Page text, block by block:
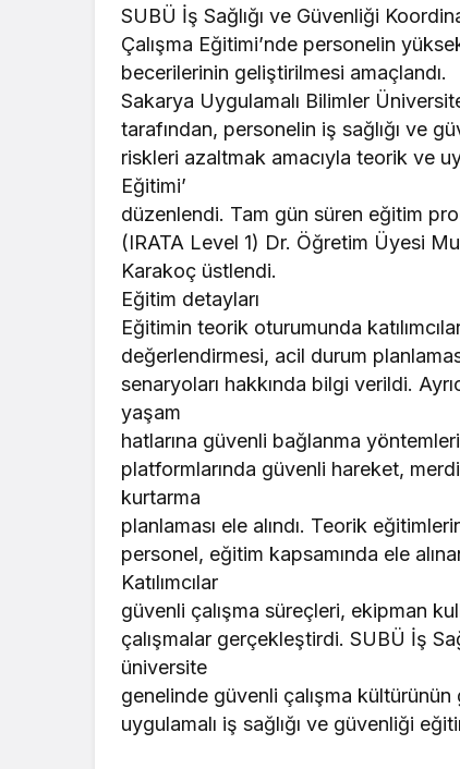
SUBÜ İş Sağlığı ve Güvenliği
Çalışma Eğitimi’nde personelin
becerilerinin geliştirilmesi amaçlandı.
Sakarya Uygulamalı Bilimler
tarafından, personelin iş sağlığı ve
riskleri azaltmak amacıyla teorik ve
Eğitimi’
düzenlendi. Tam gün süren eğitim
(IRATA Level 1) Dr. Öğretim Üyesi
Karakoç üstlendi.
Eğitim detayları
Eğitimin teorik oturumunda
değerlendirmesi, acil durum
senaryoları hakkında bilgi verildi.
yaşam
hatlarına güvenli bağlanma
platformlarında güvenli hareket,
kurtarma
planlaması ele alındı. Teorik
personel, eğitim kapsamında ele
Katılımcılar
güvenli çalışma süreçleri, ekipman
çalışmalar gerçekleştirdi. SUBÜ İş
üniversite
genelinde güvenli çalışma
uygulamalı iş sağlığı ve güvenliği